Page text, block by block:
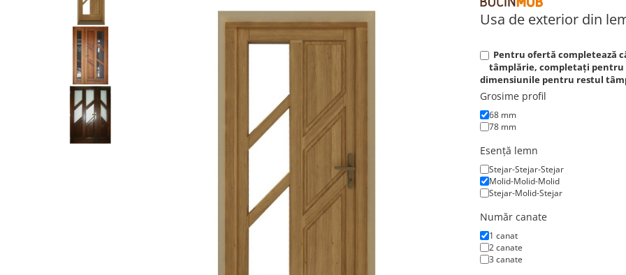
Usa de exterior din
Pentru ofertă completează
tâmplărie, completați pentru
dimensiunile pentru restul
Grosime profil
68 mm
78 mm
Esență lemn
Stejar-Stejar-Stejar
Molid-Molid-Molid
Stejar-Molid-Stejar
Număr canate
1 canat
2 canate
3 canate